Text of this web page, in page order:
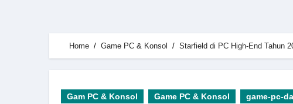
Home Game PC & Konsol Starfield di PC High-End Tahun
Gam PC & Konsol Game PC & Konsol game-pc-